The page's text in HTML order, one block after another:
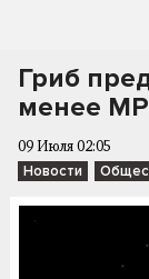
Гриб
менее
09 Июля 02:05
Новости